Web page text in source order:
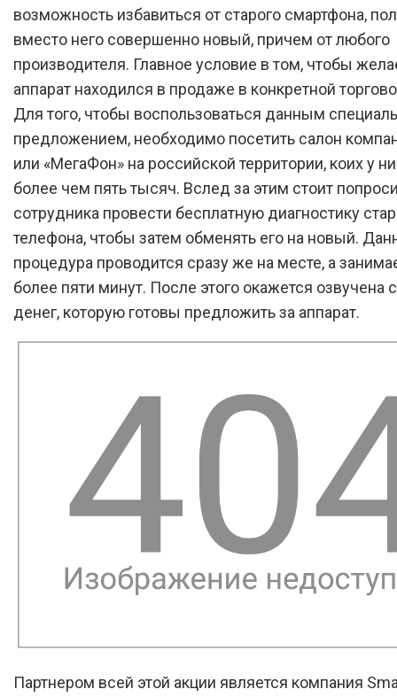
возможность избавиться от старого смартфона,
вместо него совершенно новый, причем от любого
производителя. Главное условие в том, чтобы
аппарат находился в продаже в конкретной
Для того, чтобы воспользоваться данным
предложением, необходимо посетить салон
или «МегаФон» на российской территории, коих у
более чем пять тысяч. Вслед за этим стоит
сотрудника провести бесплатную диагностику
телефона, чтобы затем обменять его на новый.
процедура проводится сразу же на месте, а
более пяти минут. После этого окажется озвучена
денег, которую готовы предложить за аппарат.
Партнером всей этой акции является компания